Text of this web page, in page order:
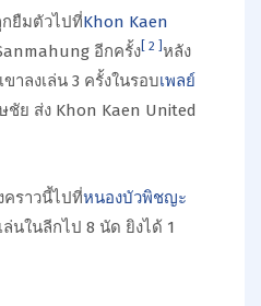
กยืมตัวไปที่Khon Kaen
อีกครั้ง 2 หลัง
าลงเล่น 3 ครั้งในรอบเพลย์
ชัย ส่ง Khon Kaen United
ราวนี้ไปที่หนองบัวพิชญะ
ล่นในลีกไป 8 นัด ยิงได้ 1